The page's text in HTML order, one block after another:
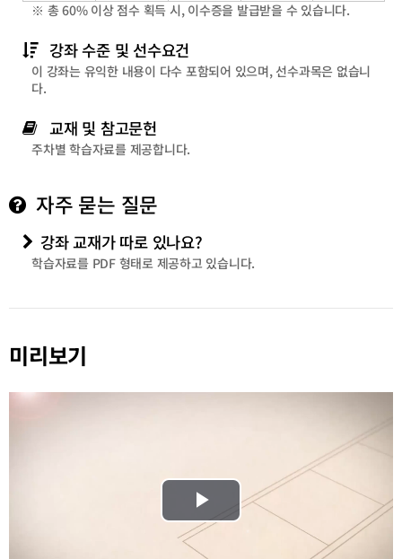
정
보
※ 총 60% 이상 점수 획득 시, 이수증을 발급받을 수 있습니다.
강좌 수준 및 선수요건
이 강좌는 유익한 내용이 다수 포함되어 있으며, 선수과목은 없습니
다.
교재 및 참고문헌
주차별 학습자료를 제공합니다.
자주 묻는 질문
강좌 교재가 따로 있나요?
학습자료를 PDF 형태로 제공하고 있습니다.
미리보기
Play